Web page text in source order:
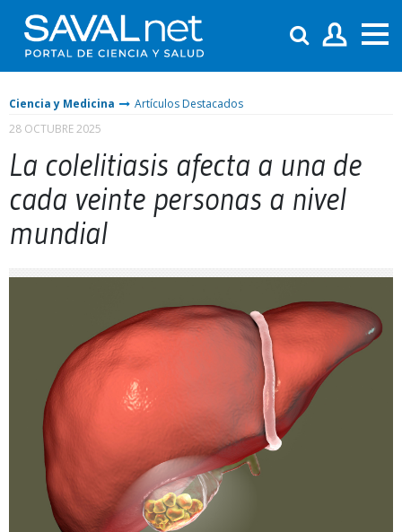
Ciencia y Medicina
Artículos Destacados
28 OCTUBRE 2025
La colelitiasis afecta a una de
cada veinte personas a nivel
mundial